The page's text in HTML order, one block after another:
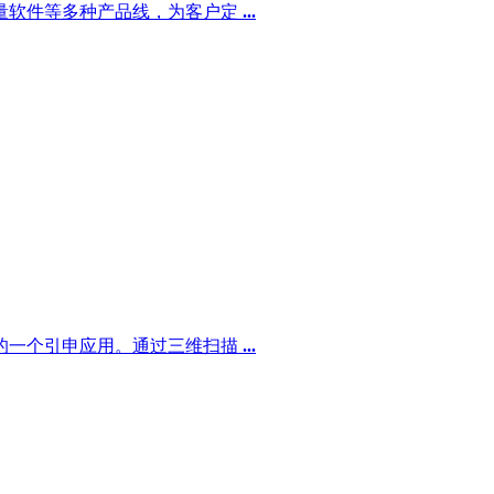
件等多种产品线，为客户定 ...
一个引申应用。通过三维扫描 ...